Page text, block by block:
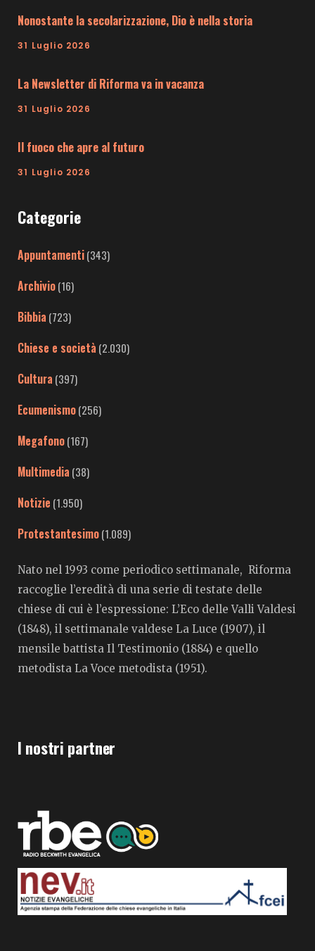
Nonostante la secolarizzazione, Dio è nella storia
31 Luglio 2026
La Newsletter di Riforma va in vacanza
31 Luglio 2026
Il fuoco che apre al futuro
31 Luglio 2026
Categorie
Appuntamenti(343)
Archivio(16)
Bibbia (723)
Chiese e società (2.030)
Cultura (397)
Ecumenismo(256)
Megafono(167)
Multimedia (38)
Notizie (1.950)
Protestantesimo(1.089)
Nato nel 1993 come periodico settimanale, Riforma
raccoglie l’eredità di una serie di testate delle
chiese di cui è l’espressione: L’Eco delle Valli Valdesi
(1848), il settimanale valdese La Luce (1907), il
mensile battista Il Testimonio (1884) e quello
metodista La Voce metodista (1951).
I nostri partner